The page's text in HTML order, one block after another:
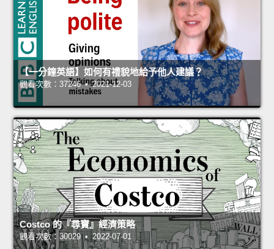
【一分鐘英語】如何有禮貌地給予他人建議？
觀看次數：37246 • 2021-12-03
Costco 的『尋寶』經濟策略
觀看次數：30029 • 2022-07-01